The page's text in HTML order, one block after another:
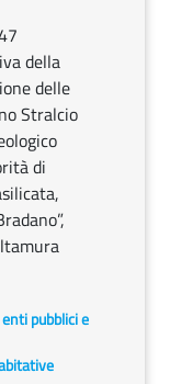
della
delle
Stralcio
di
pubblici e